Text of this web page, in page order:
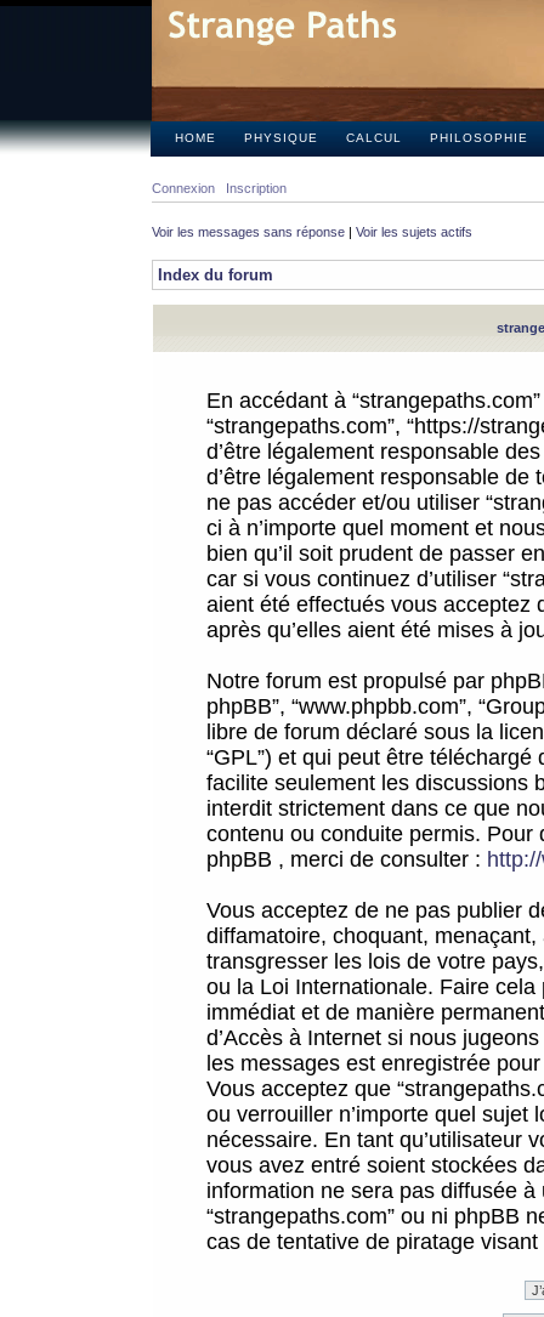
HOME PHYSIQUE CALCUL PHILOSOPHIE
Connexion Inscription
Voir les messages sans réponse | Voir les sujets actifs
Index du forum
En accédant à
“strangepaths.com”, “https://
d’être légalement responsable
d’être légalement responsable
ne pas accéder et/ou utiliser
ci à n’importe quel moment et
bien qu’il soit prudent de passer
car si vous continuez d’utiliser
aient été effectués vous acceptez
après qu’elles aient été mises à
Notre forum est propulsé par
phpBB”, “www.phpbb.com”,
libre de forum déclaré sous la
“GPL”) et qui peut être téléchargé
facilite seulement les discussions
interdit strictement dans ce que
contenu ou conduite permis.
phpBB , merci de consulter :
Vous acceptez de ne pas publier
diffamatoire, choquant,
transgresser les lois de votre
ou la Loi Internationale. Faire
immédiat et de manière
d’Accès à Internet si nous
les messages est enregistrée
Vous acceptez que
ou verrouiller n’importe quel sujet
nécessaire. En tant qu’utilisateur
vous avez entré soient stockées
information ne sera pas diffusée
“strangepaths.com” ou ni phpBB
cas de tentative de piratage